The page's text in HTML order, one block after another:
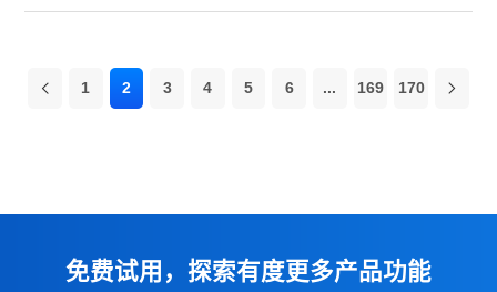
1 2 3 4 5 6 ... 169 170
免费试用，探索有度更多产品功能